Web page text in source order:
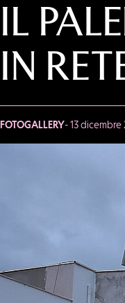
IL
IN
FOTOGALLERY- 13 dicembre